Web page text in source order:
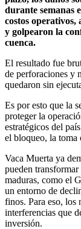
durante semanas
costos operativos,
y golpearon la
cuenca.
El resultado fue
de perforaciones y
quedaron sin
Es por esto que la
proteger la
estratégicos del
el bloqueo, la toma
Vaca Muerta ya
pueden
maduras, como el
un entorno de
finos. Para eso, los
interferencias que
inversión.